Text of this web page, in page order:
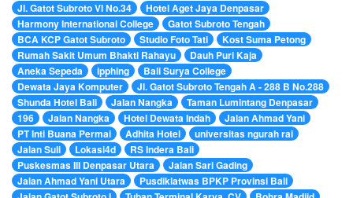
Jl. Gatot Subroto VI No.34
Hotel Aget Jaya Denpasar
Harmony International College
Gatot Subroto Tengah
BCA KCP Gatot Subroto
Studio Foto Tati
Kost Suma Petong
Rumah Sakit Umum Bhakti Rahayu
Dauh Puri Kaja
Aneka Sepeda
ipphing
Bali Surya College
Dewata Jaya Komputer
Jl. Gatot Subroto Tengah A - 288 B No.288
Shunda Hotel Bali
Jalan Nangka
Taman Lumintang Denpasar
196
Jalan Nangka Hotel Dewata Indah
Jalan Ahmad Yani
PT Inti Buana Permai
Adhita Hotel
universitas ngurah rai
Jalan Suli
Lokasi4d
RS Indera Bali
Puskesmas III Denpasar Utara
Jalan Sari Gading
Jalan Ahmad Yani Utara
Pusdiklatwas BPKP Provinsi Bali